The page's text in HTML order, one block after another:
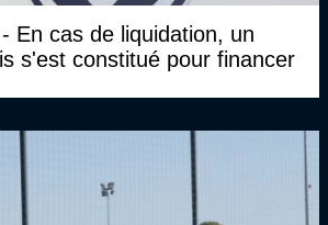
En cas de liquidation, un
s'est constitué pour financer